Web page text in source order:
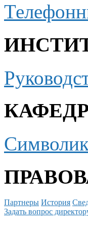
Партнеры История
Задать вопрос